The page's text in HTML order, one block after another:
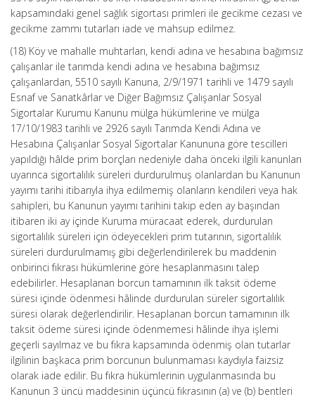
kapsamındaki genel sağlık sigortası primleri ile gecikme cezası ve
gecikme zammı tutarları iade ve mahsup edilmez.
(18) Köy ve mahalle muhtarları, kendi adına ve hesabına bağımsız
çalışanlar ile tarımda kendi adına ve hesabına bağımsız
çalışanlardan, 5510 sayılı Kanuna, 2/9/1971 tarihli ve 1479 sayılı
Esnaf ve Sanatkârlar ve Diğer Bağımsız Çalışanlar Sosyal
Sigortalar Kurumu Kanunu mülga hükümlerine ve mülga
17/10/1983 tarihli ve 2926 sayılı Tarımda Kendi Adına ve
Hesabına Çalışanlar Sosyal Sigortalar Kanununa göre tescilleri
yapıldığı hâlde prim borçları nedeniyle daha önceki ilgili kanunları
uyarınca sigortalılık süreleri durdurulmuş olanlardan bu Kanunun
yayımı tarihi itibarıyla ihya edilmemiş olanların kendileri veya hak
sahipleri, bu Kanunun yayımı tarihini takip eden ay başından
itibaren iki ay içinde Kuruma müracaat ederek, durdurulan
sigortalılık süreleri için ödeyecekleri prim tutarının, sigortalılık
süreleri durdurulmamış gibi değerlendirilerek bu maddenin
onbirinci fıkrası hükümlerine göre hesaplanmasını talep
edebilirler. Hesaplanan borcun tamamının ilk taksit ödeme
süresi içinde ödenmesi hâlinde durdurulan süreler sigortalılık
süresi olarak değerlendirilir. Hesaplanan borcun tamamının ilk
taksit ödeme süresi içinde ödenmemesi hâlinde ihya işlemi
geçerli sayılmaz ve bu fıkra kapsamında ödenmiş olan tutarlar
ilgilinin başkaca prim borcunun bulunmaması kaydıyla faizsiz
olarak iade edilir. Bu fıkra hükümlerinin uygulanmasında bu
Kanunun 3 üncü maddesinin üçüncü fıkrasının (a) ve (b) bentleri